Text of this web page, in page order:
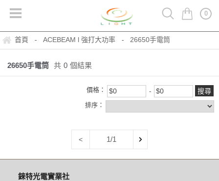
0
首頁 - ACEBEAM l 強打大功率 - 26650手電筒
26650手電筒 共 0 個結果
價格：
排序：
< 1/1
錸特光電實業社